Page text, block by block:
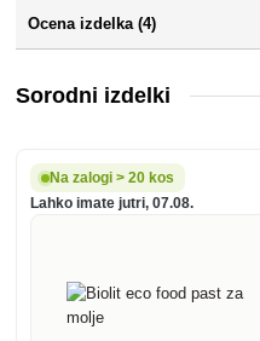
Ocena izdelka (4)
Sorodni izdelki
Na zalogi > 20 kos
Lahko imate jutri, 07.08.